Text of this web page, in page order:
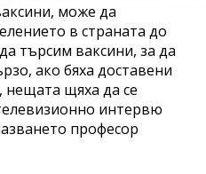
може да
в страната до
търсим ваксини, за да
ако бяха доставени
нещата щяха да се
интервю
професор